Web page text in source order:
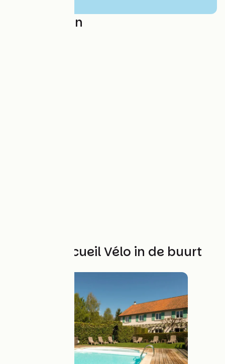
Localisation
Andere Accueil Vélo in de buurt